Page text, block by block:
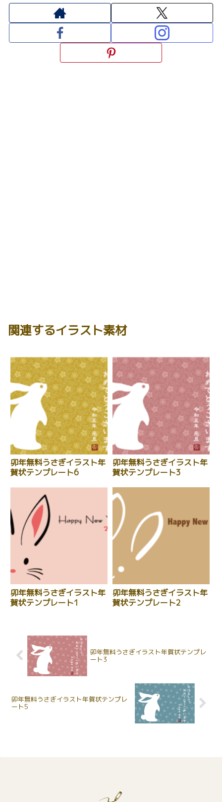
関連するイラスト素材
卯年無料うさぎイラスト年
賀状テンプレート6
卯年無料うさぎイラスト年
賀状テンプレート3
卯年無料うさぎイラスト年
賀状テンプレート1
卯年無料うさぎイラスト年
賀状テンプレート2
卯年無料うさぎイラスト年賀状テンプレ
ート3
卯年無料うさぎイラスト年賀状テンプレ
ート5